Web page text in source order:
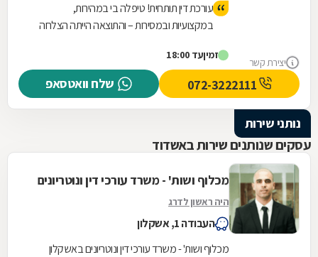
יצירת קשר
עורכת דין תותחית! טיפלה בי במהירות,
במקצועיות ובמסירות – והתוצאה הייתה הצלחה
זמיןעד 18:00
שלח וואטסאפ
נותני שירות
עסקים שנותנים שירות באשדוד
מכלוף ושות' - משרד עורכי דין ונוטריונים
היה ראשון לדרג
העבודה 1, אשקלון
מכלוף ושות' - משרד עורכי דין ונוטריונים באשקלון